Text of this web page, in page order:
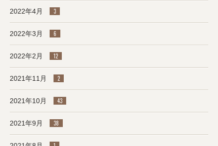
2022年4月 3
2022年3月 6
2022年2月 12
2021年11月 2
2021年10月 43
2021年9月 38